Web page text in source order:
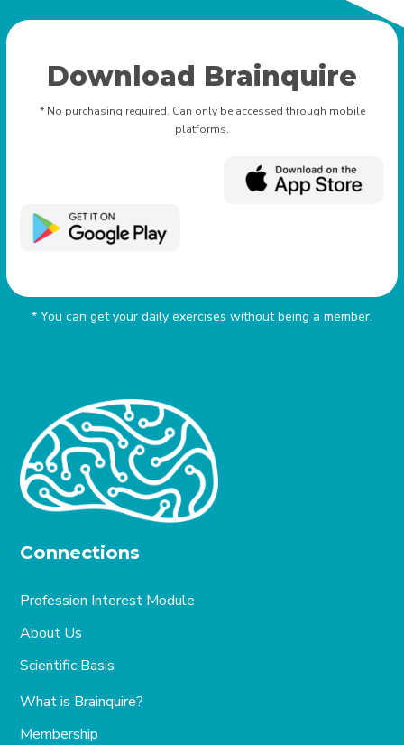
Download Brainquire
* No purchasing required. Can only be accessed through mobile
platforms.
* You can get your daily exercises without being a member.
Connections
Profession Interest Module
About Us
Scientific Basis
What is Brainquire?
Membership